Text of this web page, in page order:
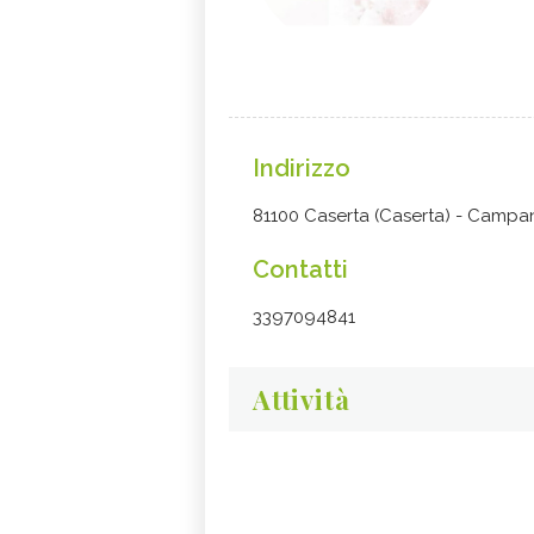
Indirizzo
81100 Caserta (Caserta) -
Contatti
3397094841
Attività